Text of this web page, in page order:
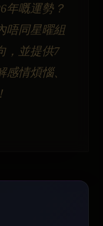
年嘅運勢？
唔同星曜組
，並提供7
情煩惱、